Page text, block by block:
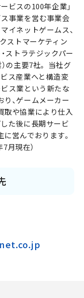
ビスの100年企業」
事業を営む事業会
イネットゲームス、
ストマーケティン
ストラテジックパー
の主要7社。 当社グ
ス産業へと構造変
ス業という新たな
、ゲームメーカー
取や協業により仕入
た後に長期サービ
営んでおります。
月現在）